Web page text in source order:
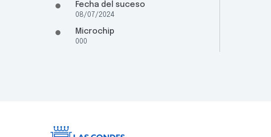
Fecha del suceso
08/07/2024
Microchip
000